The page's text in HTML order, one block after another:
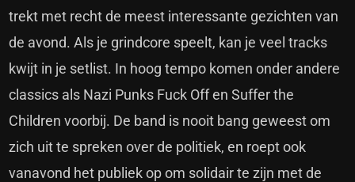
trekt met recht de meest interessante gezichten van
de avond. Als je grindcore speelt, kan je veel tracks
kwijt in je setlist. In hoog tempo komen onder andere
classics als Nazi Punks Fuck Off en Suffer the
Children voorbij. De band is nooit bang geweest om
zich uit te spreken over de politiek, en roept ook
vanavond het publiek op om solidair te zijn met de